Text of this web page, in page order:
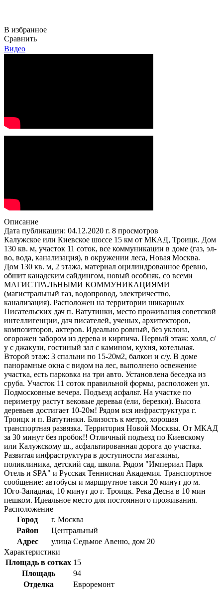
В избранное
Сравнить
Видео
Описание
Дата публикации: 04.12.2020 г. 8 просмотров
Калужское или Киевское шоссе 15 км от МКАД, Троицк. Дом
130 кв. м, участок 11 соток, все коммуникации в доме (газ, эл-
во, вода, канализация), в окружении леса, Новая Москва.
Дом 130 кв. м, 2 этажа, материал оцилиндрованное бревно,
обшит канадским сайдингом, новый особняк, со всеми
МАГИСТРАЛЬНЫМИ КОММУНИКАЦИЯМИ
(магистральный газ, водопровод, электричество,
канализация). Расположен на территории шикарных
Писательских дач п. Ватутинки, место проживания советской
интеллигенции, дач писателей, ученых, архитекторов,
композиторов, актеров. Идеально ровный, без уклона,
огорожен забором из дерева и кирпича. Первый этаж: холл, с/
у с джакузи, гостиный зал с камином, кухня, котельная.
Второй этаж: 3 спальни по 15-20м2, балкон и с/у. В доме
панорамные окна с видом на лес, выполнено освежение
участка, есть парковка на три авто. Установлена беседка из
сруба. Участок 11 соток правильной формы, расположен ул.
Подмосковные вечера. Подъезд асфальт. На участке по
периметру растут вековые деревья (ели, березки). Высота
деревьев достигает 10-20м! Рядом вся инфраструктура г.
Троицк и п. Ватутинки. Близость к метро, хорошая
транспортная развязка. Территория Новой Москвы. От МКАД
за 30 минут без пробок!! Отличный подъезд по Киевскому
или Калужскому ш., асфальтированная дорога до участка.
Развитая инфраструктура в доступности магазины,
поликлиника, детский сад, школа. Рядом "Империал Парк
Отель и SPA" и Русская Теннисная Академия. Транспортное
сообщение: автобусы и маршрутное такси 20 минут до м.
Юго-Западная, 10 минут до г. Троицк. Река Десна в 10 мин
пешком. Идеальное место для постоянного проживания.
Расположение
Город
г. Москва
Район
Центральный
Адрес
улица Седьмое Авеню, дом 20
Характеристики
Площадь в сотках 15
Площадь
94
Отделка
Евроремонт